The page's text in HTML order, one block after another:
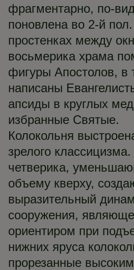
фрагментарно, по-
поновлена во 2-й
простенках между
восьмерика храма
фигуры Апостолов, в
написаны
апсиды в круглых
избранные Святые.
Колокольня
зрелого
четверика,
объему кверху,
выразительный
сооружения,
ориентиром при
нижних яруса
прорезанные